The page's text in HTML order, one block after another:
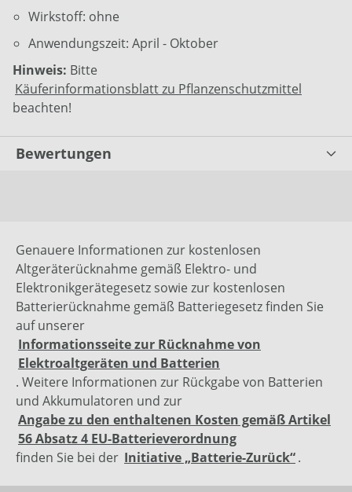
Wirkstoff: ohne
Anwendungszeit: April - Oktober
Hinweis: Bitte
Käuferinformationsblatt zu Pflanzenschutzmittel
beachten!
Bewertungen
Genauere Informationen zur kostenlosen
Altgeräterücknahme gemäß Elektro- und
Elektronikgerätegesetz sowie zur kostenlosen
Batterierücknahme gemäß Batteriegesetz finden Sie
auf unserer
Informationsseite zur Rücknahme von
Elektroaltgeräten und Batterien
. Weitere Informationen zur Rückgabe von Batterien
und Akkumulatoren und zur
Angabe zu den enthaltenen Kosten gemäß Artikel
56 Absatz 4 EU-Batterieverordnung
finden Sie bei der Initiative „Batterie-Zurück“.